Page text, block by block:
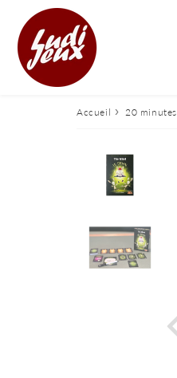
Accueil › 20 minutes